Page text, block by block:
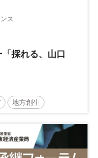
ス
採れる、山口
地方創生